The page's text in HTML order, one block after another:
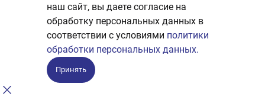
наш сайт, вы даете согласие на
обработку персональных данных в
соответствии с условиями политики
обработки персональных данных.
Принять